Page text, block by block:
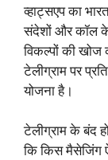
व्हाट्सएप का
संदेशों और कॉल के
विकल्पों की
टेलीग्राम पर
योजना है।
टेलीग्राम के बंद
कि किस मैसेजिंग